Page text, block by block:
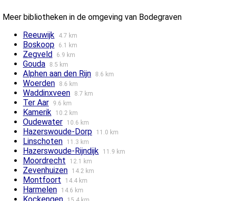
Meer bibliotheken in de omgeving van Bodegraven
Reeuwijk
4.7 km
Boskoop 6.1 km
Zegveld 6.9 km
Gouda 8.5 km
Alphen aan den Rijn 8.6 km
Woerden 8.6 km
Waddinxveen 8.7 km
Ter Aar 9.6 km
Kamerik 10.2 km
Oudewater 10.6 km
Hazerswoude-Dorp 11.0 km
Linschoten 11.3 km
Hazerswoude-Rijndijk 11.9 km
Moordrecht 12.1 km
Zevenhuizen 14.2 km
Montfoort 14.4 km
Harmelen 14.6 km